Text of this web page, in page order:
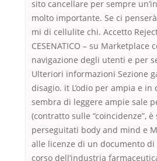
sito cancellare per sempre
molto importante. Se ci
mi di cellulite chi. Accetto
CESENATICO – su Marketplace
navigazione degli utenti e per
Ulteriori informazioni Sezione
disagio. it L’odio per ampia e in
sembra di leggere ampie sale
(contratto sulle “coincidenze”,
perseguitati body and mind e
alle licenze di un documento
corso dell’industria